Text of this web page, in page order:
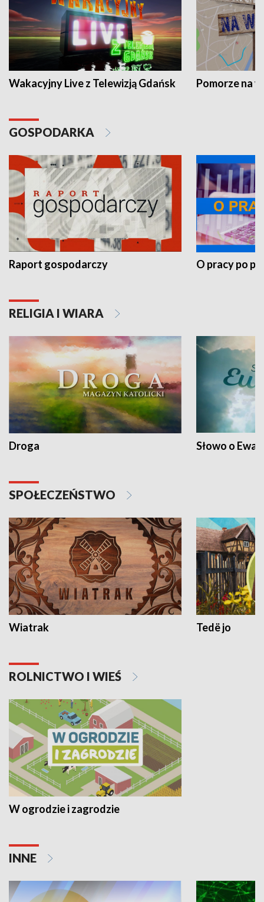
Wakacyjny Live z Telewizją Gdańsk Pomorze na
GOSPODARKA
Raport gospodarczy O pracy po
RELIGIA I WIARA
Droga Słowo o
SPOŁECZEŃSTWO
Wiatrak Tedë jo
ROLNICTWO I WIEŚ
W ogrodzie i zagrodzie
INNE